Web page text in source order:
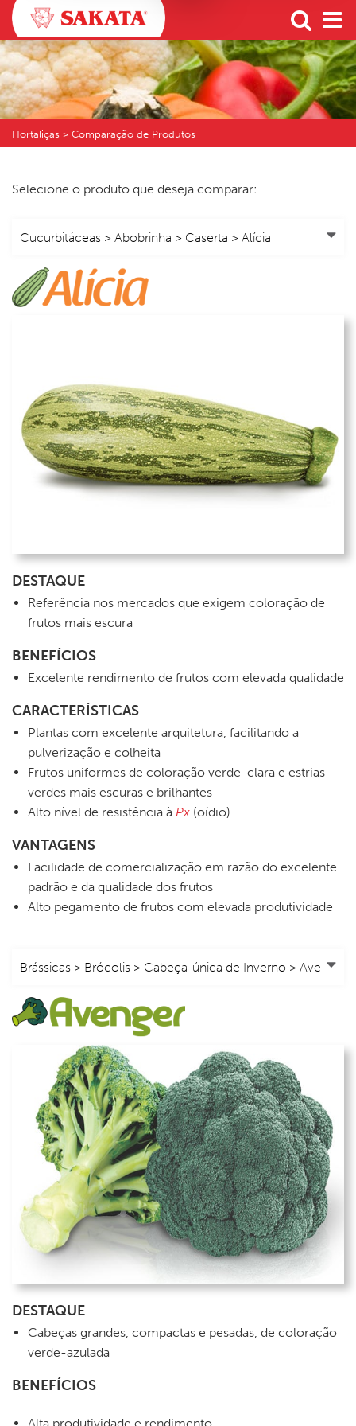
Hortaliças > Comparação de Produtos
Selecione o produto que deseja comparar:
DESTAQUE
Referência nos mercados que exigem coloração de
frutos mais escura
BENEFÍCIOS
Excelente rendimento de frutos com elevada qualidade
CARACTERÍSTICAS
Plantas com excelente arquitetura, facilitando a
pulverização e colheita
Frutos uniformes de coloração verde-clara e estrias
verdes mais escuras e brilhantes
Alto nível de resistência à Px (oídio)
VANTAGENS
Facilidade de comercialização em razão do excelente
padrão e da qualidade dos frutos
Alto pegamento de frutos com elevada produtividade
DESTAQUE
Cabeças grandes, compactas e pesadas, de coloração
verde-azulada
BENEFÍCIOS